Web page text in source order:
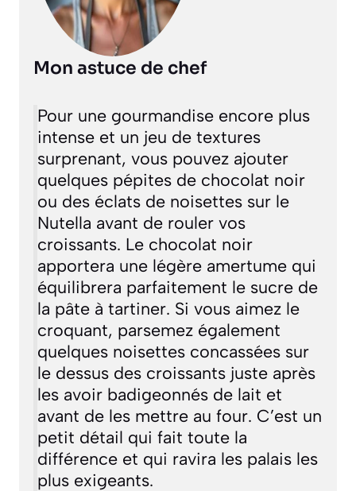
Mon astuce de chef
Pour une gourmandise encore plus
intense et un jeu de textures
surprenant, vous pouvez ajouter
quelques pépites de chocolat noir
ou des éclats de noisettes sur le
Nutella avant de rouler vos
croissants. Le chocolat noir
apportera une légère amertume qui
équilibrera parfaitement le sucre de
la pâte à tartiner. Si vous aimez le
croquant, parsemez également
quelques noisettes concassées sur
le dessus des croissants juste après
les avoir badigeonnés de lait et
avant de les mettre au four. C’est un
petit détail qui fait toute la
différence et qui ravira les palais les
plus exigeants.